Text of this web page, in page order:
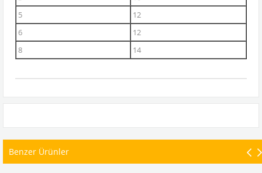
5
12
6
12
8
14
Benzer Ürünler